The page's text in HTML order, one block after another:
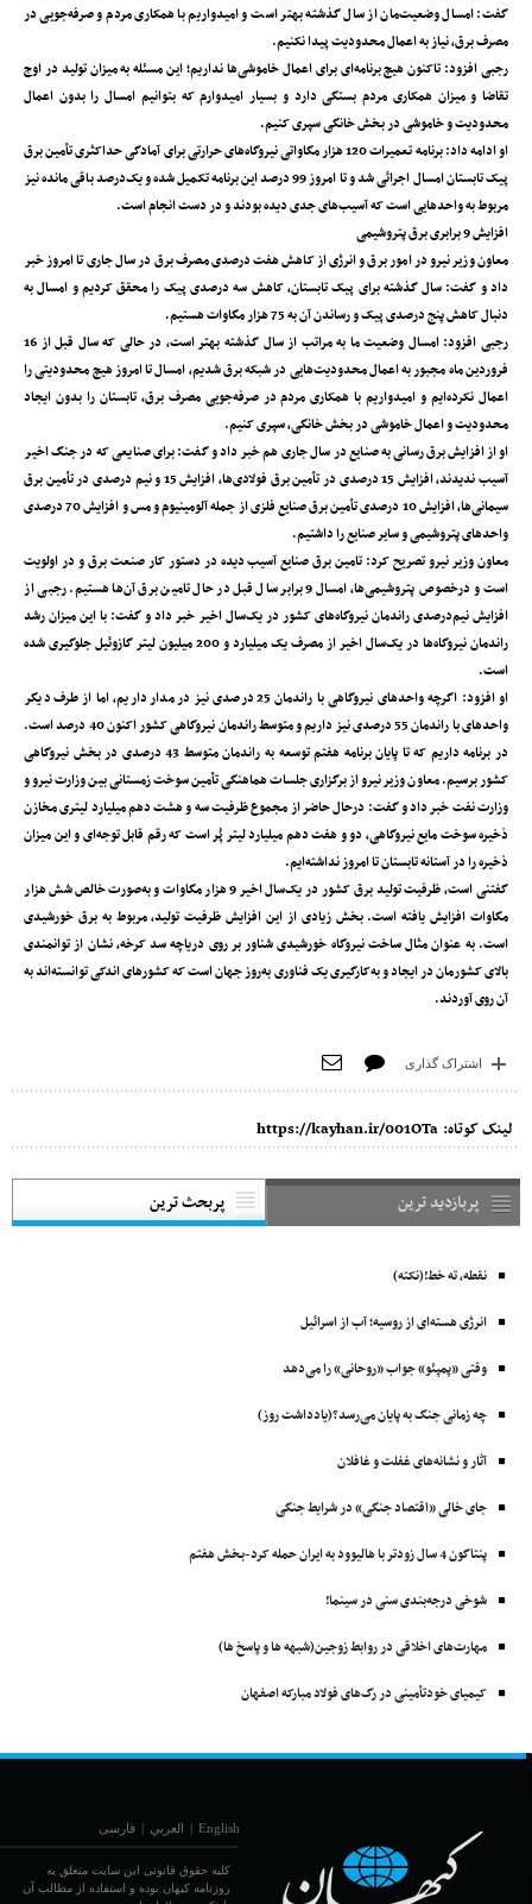
گفت: امسال وضعیت‌مان از سال گذشته بهتر است و امیدواریم با همکاری مردم و صرفه‌جویی در
مصرف برق، نیاز به اعمال محدودیت پیدا نکنیم.
رجبی افزود: تاکنون هیچ برنامه‌ای برای اعمال خاموشی‌ها نداریم؛ این مسئله به میزان تولید در اوج
تقاضا و میزان همکاری مردم بستگی دارد و بسیار امیدوارم که بتوانیم امسال را بدون اعمال
محدودیت و خاموشی در بخش خانگی سپری کنیم.
او ادامه داد: برنامه تعمیرات 120 هزار مگاواتی نیروگاه‌های حرارتی برای آمادگی حداکثری تأمین برق
پیک تابستان امسال اجرائی شد و تا امروز 99 درصد این برنامه تکمیل شده و یک‌درصد باقی مانده نیز
مربوط به واحدهایی است که آسیب‌های جدی دیده بودند و در دست انجام است.
افزایش 9 برابری برق پتروشیمی
معاون وزیر نیرو در امور برق و انرژی از کاهش هفت درصدی مصرف برق در سال جاری تا امروز خبر
داد و گفت: سال گذشته برای پیک تابستان، کاهش سه درصدی پیک را محقق کردیم و امسال به
دنبال کاهش پنج درصدی پیک و رساندن آن به 75 هزار مگاوات هستیم.
رجبی افزود: امسال وضعیت ما به مراتب از سال گذشته بهتر است، در حالی که سال قبل از 16
فروردین ماه مجبور به اعمال محدودیت‌هایی در شبکه برق شدیم، امسال تا امروز هیچ محدودیتی را
اعمال نکرده‌ایم و امیدواریم با همکاری مردم در صرفه‌جویی مصرف برق، تابستان را بدون ایجاد
محدودیت و اعمال خاموشی در بخش خانگی، سپری کنیم.
او از افزایش برق رسانی به صنایع در سال جاری هم خبر داد و گفت: برای صنایعی که در جنگ اخیر
آسیب ندیدند، افزایش 15 درصدی در تأمین برق فولادی‌ها، افزایش 15 و نیم درصدی در تأمین برق
سیمانی‌ها، افزایش 10 درصدی تأمین برق صنایع فلزی از جمله آلومینیوم و مس و افزایش 70 درصدی
واحدهای پتروشیمی و سایر صنایع را داشتیم.
معاون وزیر نیرو تصریح کرد: تامین برق صنایع آسیب دیده در دستور کار صنعت برق و در اولویت
است و درخصوص پتروشیمی‌ها، امسال 9 برابر سال قبل در حال تامین برق آن‌ها هستیم‌. رجبی از
افزایش نیم‌درصدی راندمان نیروگاه‌های کشور در یک‌سال اخیر خبر داد و گفت: با این میزان رشد
راندمان نیروگاه‌ها در یک‌سال اخیر از مصرف یک میلیارد و 200 میلیون لیتر گازوئیل جلوگیری شده
است.
او افزود: اگرچه واحدهای نیروگاهی با راندمان 25 درصدی نیز در مدار داریم، اما از طرف دیگر
واحدهای با راندمان 55 درصدی نیز داریم و متوسط راندمان نیروگاهی کشور اکنون 40 درصد است.
در برنامه داریم که تا پایان برنامه هفتم توسعه به راندمان متوسط 43 درصدی در بخش نیروگاهی
کشور برسیم. معاون وزیر نیرو از برگزاری جلسات هماهنگی تأمین سوخت زمستانی بین وزارت نیرو و
وزارت نفت خبر داد و گفت: درحال حاضر از مجموع ظرفیت سه و هشت دهم میلیارد لیتری مخازن
ذخیره سوخت مایع نیروگاهی، دو و هفت دهم میلیارد لیتر پُر است که رقم قابل توجه‌ای و این میزان
ذخیره را در آستانه تابستان تا امروز نداشته‌ایم.
گفتنی است، ظرفیت تولید برق کشور در یک‌سال اخیر 9 هزار مگاوات و به‌صورت خالص شش هزار
مگاوات افزایش یافته است. بخش زیادی از این افزایش ظرفیت تولید، مربوط به برق خورشیدی
است. به عنوان مثال ساخت نیروگاه خورشیدی شناور بر روی دریاچه سد کرخه، نشان از توانمندی
بالای کشورمان در ایجاد و به‌کارگیری یک فناوری به‌روز جهان است که کشورهای اندکی توانسته‌اند به
آن روی آوردند.
اشتراک گذاری
لینک کوتاه: https://kayhan.ir/001OTa
پربازدید ترین پربحث ترین
نقطه، ته خط!(نکته)
انرژی هسته‌ای از روسیه؛ آب از اسرائیل
وقتی «پمپئو» جواب «روحانی» را می‌دهد
چه زمانی جنگ به پایان می‌رسد؟(یادداشت روز)
آثار و نشانه‌های غفلت و غافلان
جای خالی «اقتصاد جنگی» در شرایط جنگی
پنتاگون 4 سال زودتر با ‌هالیوود به ایران حمله کرد-بخش هفتم
شوخی درجه‌بندی سنی در سینما!
مهارت‌های اخلاقی در روابط زوجین(شبهه ها و پاسخ ها)
کیمیای خودتأمینی در رگ‌های فولاد مبارکه اصفهان
English
| العربي | فارسی
کلیه حقوق قانونی این سایت متعلق به
روزنامه کیهان بوده و استفاده از مطالب آن